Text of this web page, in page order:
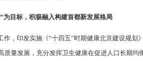
为目标，积极融入构建首都新发展格局
作，印发实施《“十四五”时期健康北京建设规
质量发展，充分发挥卫生健康在促进人口长期